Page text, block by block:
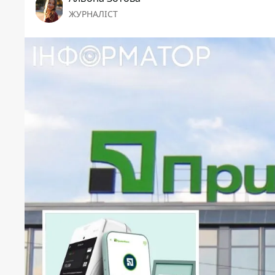
ЖУРНАЛІСТ